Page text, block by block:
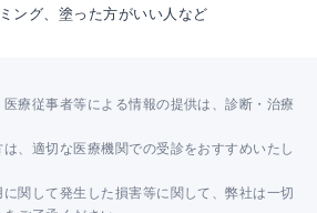
ング、塗った方がいい人など
療従事者等による情報の提供は、診断・治療
、適切な医療機関での受診をおすすめいたし
関して発生した損害等に関して、弊社は一切